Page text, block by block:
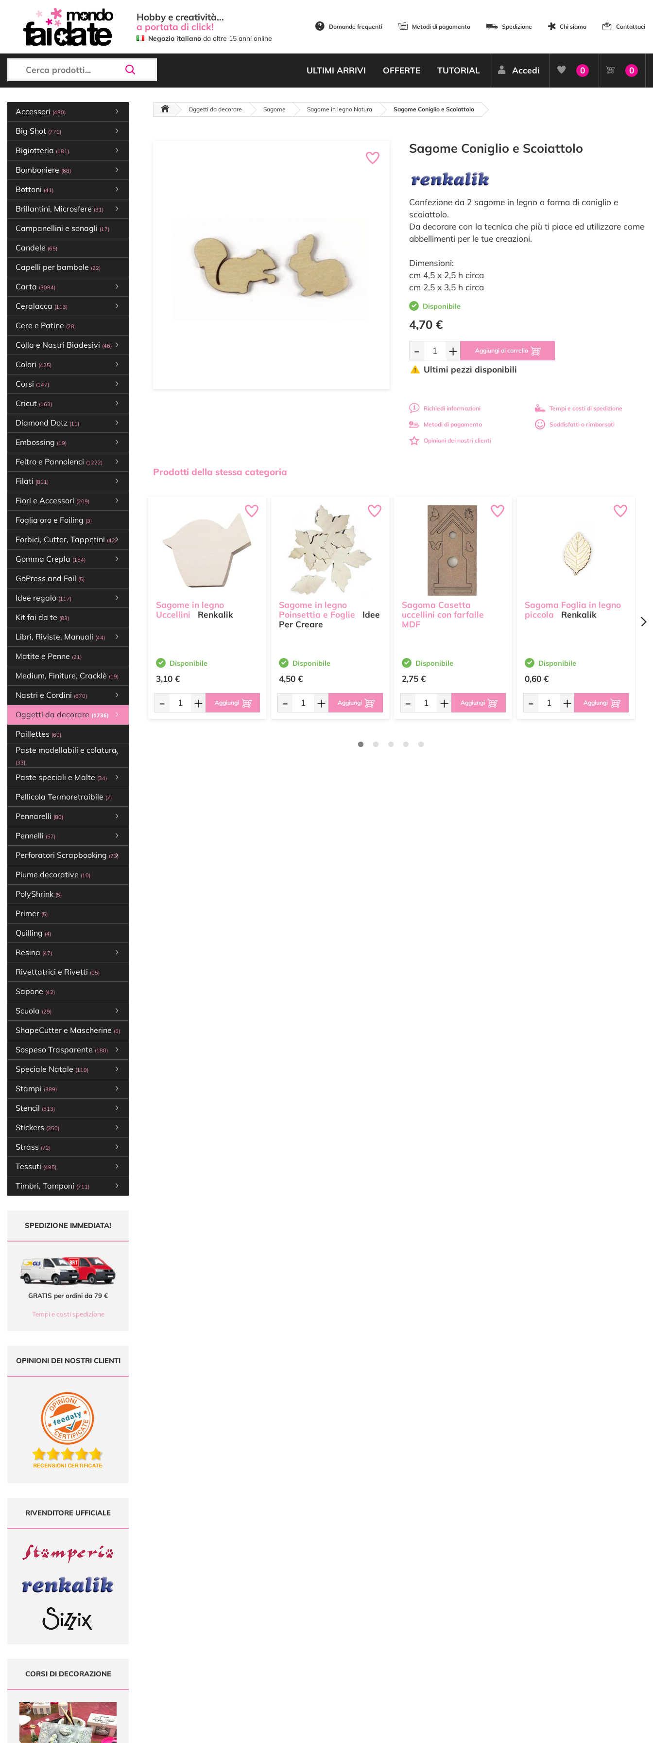
Hobby e creatività...
a portata di click!
Negozio italiano da oltre 15 anni online
Domande frequenti Metodi di pagamento Spedizione Chi siamo Contattaci
ULTIMI ARRIVI OFFERTE TUTORIAL Accedi 0 0
Accessori (480)
Big Shot (771)
Bigiotteria (181)
Bomboniere (68)
Bottoni (41)
Brillantini, Microsfere (31)
Campanellini e sonagli (17)
Candele (65)
Capelli per bambole (22)
Carta (3084)
Ceralacca (113)
Cere e Patine (28)
Colla e Nastri Biadesivi (46)
Colori (425)
Corsi (147)
Cricut (163)
Diamond Dotz (11)
Embossing (19)
Feltro e Pannolenci (1222)
Filati (811)
Fiori e Accessori (209)
Foglia oro e Foiling (3)
Forbici, Cutter, Tappetini (42)
Gomma Crepla (154)
GoPress and Foil (5)
Idee regalo (117)
Kit fai da te (83)
Libri, Riviste, Manuali (44)
Matite e Penne (21)
Medium, Finiture, Cracklè (19)
Nastri e Cordini (670)
Oggetti da decorare (1736)
Paillettes (60)
Paste modellabili e colatura
(33)
Paste speciali e Malte (34)
Pellicola Termoretraibile (7)
Pennarelli (80)
Pennelli (57)
Perforatori Scrapbooking (73)
Piume decorative (10)
PolyShrink (5)
Primer (5)
Quilling (4)
Resina (47)
Rivettatrici e Rivetti (15)
Sapone (42)
Scuola (29)
ShapeCutter e Mascherine (5)
Sospeso Trasparente (180)
Speciale Natale (119)
Stampi (389)
Stencil (513)
Stickers (350)
Strass (72)
Tessuti (495)
Timbri, Tamponi (711)
SPEDIZIONE IMMEDIATA!
GRATIS per ordini da 79 €
Tempi e costi spedizione
OPINIONI DEI NOSTRI CLIENTI
RIVENDITORE UFFICIALE
CORSI DI DECORAZIONE
Oggetti da decorare Sagome Sagome in legno Natura Sagome Coniglio e Scoiattolo
Sagome Coniglio e Scoiattolo
Confezione da 2 sagome in legno a forma di coniglio e
scoiattolo.
Da decorare con la tecnica che più ti piace ed utilizzare come
abbellimenti per le tue creazioni.
Dimensioni:
cm 4,5 x 2,5 h circa
cm 2,5 x 3,5 h circa
Disponibile
4,70 €
- + Aggiungi al carrello
Ultimi pezzi disponibili
Richiedi informazioni Tempi e costi di spedizione
Metodi di pagamento Soddisfatti o rimborsati
Opinioni dei nostri clienti
Prodotti della stessa categoria
Sagome in legno
Uccellini
Renkalik
Disponibile
3,10 €
- + Aggiungi
Sagome in legno
Poinsettia e Foglie
Idee
Per Creare
Disponibile
4,50 €
- + Aggiungi
Sagoma Casetta
uccellini con farfalle
MDF
Disponibile
2,75 €
- + Aggiungi
Sagoma Foglia in legno
piccola
Renkalik
Disponibile
0,60 €
- + Aggiungi